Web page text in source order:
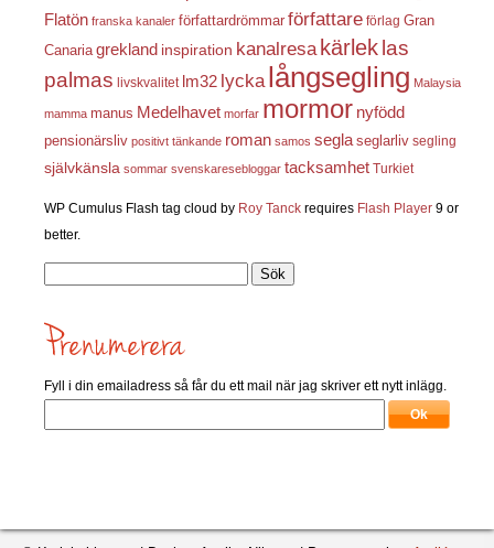
Flatön franska kanaler författardrömmar författare förlag Gran
Canaria grekland inspiration kanalresa kärlek las
palmas livskvalitet lm32 lycka långsegling Malaysia
mamma manus Medelhavet morfar mormor nyfödd
pensionärsliv positivt tänkande roman samos segla seglarliv segling
självkänsla sommar svenskaresebloggar tacksamhet Turkiet
WP Cumulus Flash tag cloud by Roy Tanck requires Flash Player 9 or
better.
Fyll i din emailadress så får du ett mail när jag skriver ett nytt inlägg.